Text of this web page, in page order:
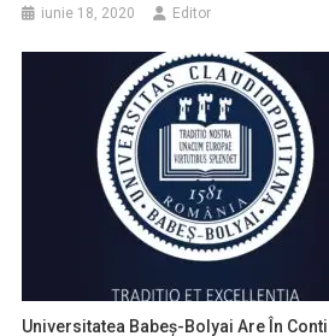
iunie 18, 2020 Editor
Universitatea Babeș-Bolyai Are În